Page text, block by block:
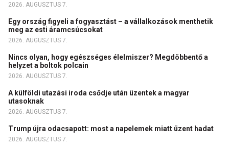
2026. AUGUSZTUS 7.
Egy ország figyeli a fogyasztást – a vállalkozások menthetik
meg az esti áramcsúcsokat
2026. AUGUSZTUS 7.
Nincs olyan, hogy egészséges élelmiszer? Megdöbbentő a
helyzet a boltok polcain
2026. AUGUSZTUS 7.
A külföldi utazási iroda csődje után üzentek a magyar
utasoknak
2026. AUGUSZTUS 7.
Trump újra odacsapott: most a napelemek miatt üzent hadat
2026. AUGUSZTUS 7.